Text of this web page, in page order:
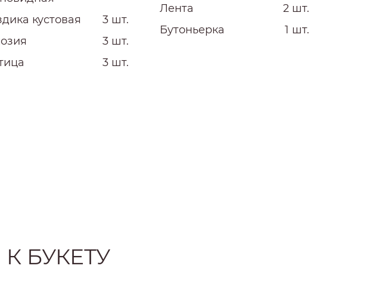
кустовая
3 шт.
3 шт.
3 шт.
Лента
2 шт.
Бутоньерка
1 шт.
БУКЕТУ